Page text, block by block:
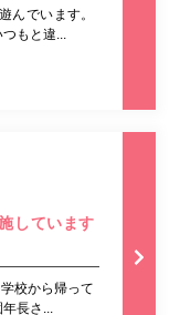
んでいます。
もと違...
しています
校から帰って
長さ...